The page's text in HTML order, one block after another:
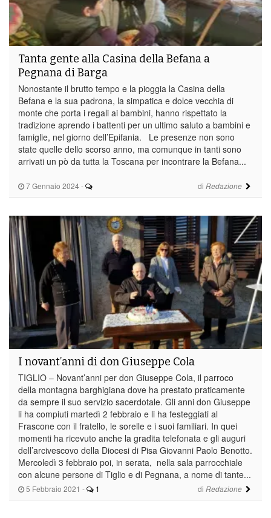
7 Gennaio 2024 - di Redazione
Tanta gente alla Casina della Befana a
Pegnana di Barga
Nonostante il brutto tempo e la pioggia la Casina della
Befana e la sua padrona, la simpatica e dolce vecchia di
monte che porta i regali ai bambini, hanno rispettato la
tradizione aprendo i battenti per un ultimo saluto a bambini e
famiglie, nel giorno dell’Epifania. Le presenze non sono
state quelle dello scorso anno, ma comunque in tanti sono
arrivati un pò da tutta la Toscana per incontrare la Befana...
5 Febbraio 2021 - 1 di Redazione
I novant’anni di don Giuseppe Cola
TIGLIO – Novant’anni per don Giuseppe Cola, il parroco
della montagna barghigiana dove ha prestato praticamente
da sempre il suo servizio sacerdotale. Gli anni don Giuseppe
li ha compiuti martedì 2 febbraio e li ha festeggiati al
Frascone con il fratello, le sorelle e i suoi familiari. In quei
momenti ha ricevuto anche la gradita telefonata e gli auguri
dell’arcivescovo della Diocesi di Pisa Giovanni Paolo Benotto.
Mercoledì 3 febbraio poi, in serata, nella sala parrocchiale
con alcune persone di Tiglio e di Pegnana, a nome di tante...